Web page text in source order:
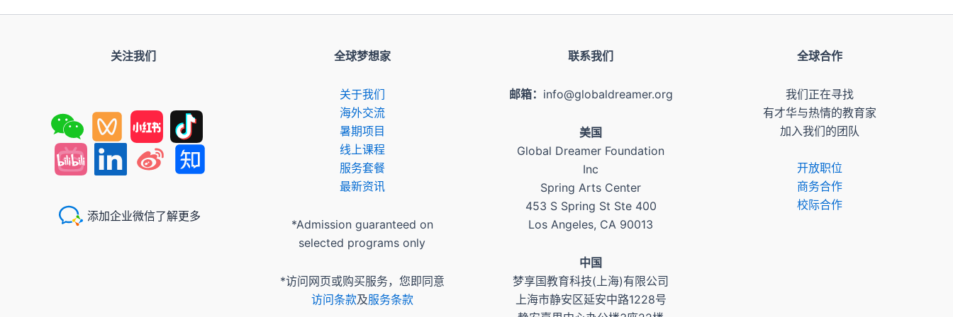
关注我们
添加企业微信了解更多
全球梦想家
关于我们
​海外交流
暑期项目
​线上课程
服务套餐
最新资讯
*Admission guaranteed on
selected programs only
*访问网页或购买服务，您即同意
访问条款及服务条款
联系我们
邮箱： info@globaldreamer.org
美国
Global Dreamer Foundation
Inc
Spring Arts Center
453 S Spring St Ste 400
Los Angeles, CA 90013
​中国
梦享国教育科技(上海)有限公司
上海市静安区延安中路1228号
全球合作
我们正在寻找
有才华与热情的教育家
加入我们的团队
开放职位
商务合作
校际合作